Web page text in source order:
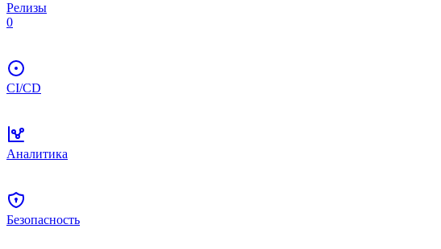
Релизы
0
CI/CD
Аналитика
Безопасность